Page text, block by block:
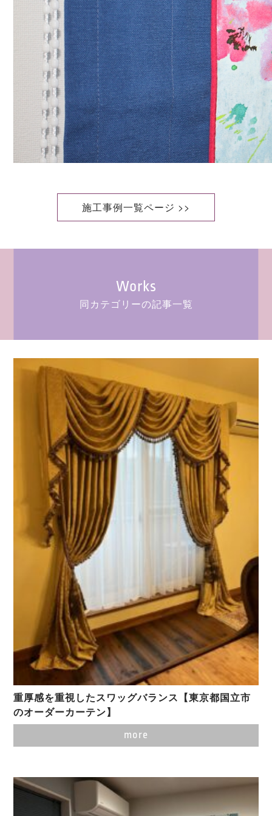
施工事例一覧ページ >>
Works
同カテゴリーの記事一覧
重厚感を重視したスワッグバランス【東京都国立市
のオーダーカーテン】
more